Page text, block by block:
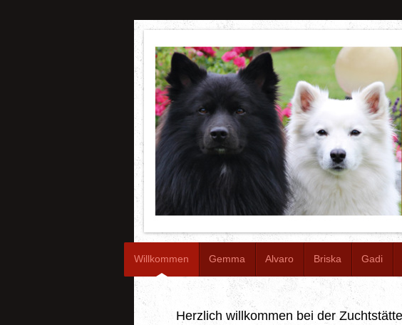
Willkommen Gemma Alvaro Briska Gadi
Herzlich willkommen bei der